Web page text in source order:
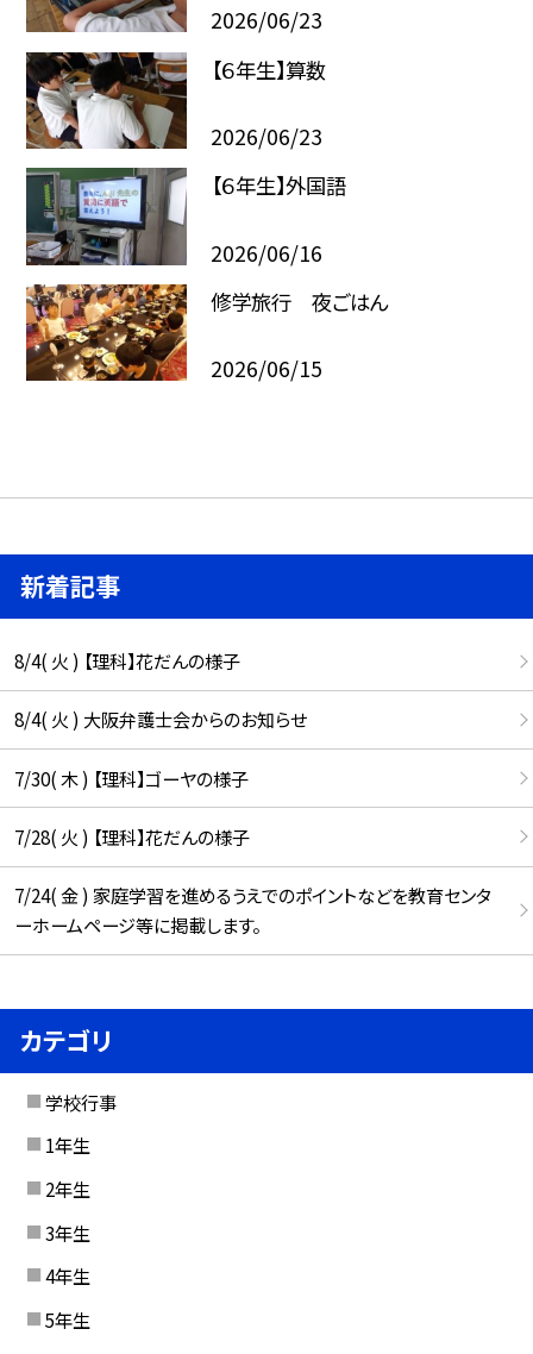
2026/06/23
【６年生】算数
2026/06/23
【６年生】外国語
2026/06/16
修学旅行 夜ごはん
2026/06/15
新着記事
8/4( 火 ) 【理科】花だんの様子
8/4( 火 ) 大阪弁護士会からのお知らせ
7/30( 木 ) 【理科】ゴーヤの様子
7/28( 火 ) 【理科】花だんの様子
7/24( 金 ) 家庭学習を進めるうえでのポイントなどを教育センタ
ーホームページ等に掲載します。
カテゴリ
学校行事
1年生
2年生
3年生
4年生
5年生